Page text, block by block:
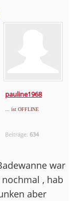
pauline1968
... ist OFFLINE
Beiträge:634
war
, hab
aber